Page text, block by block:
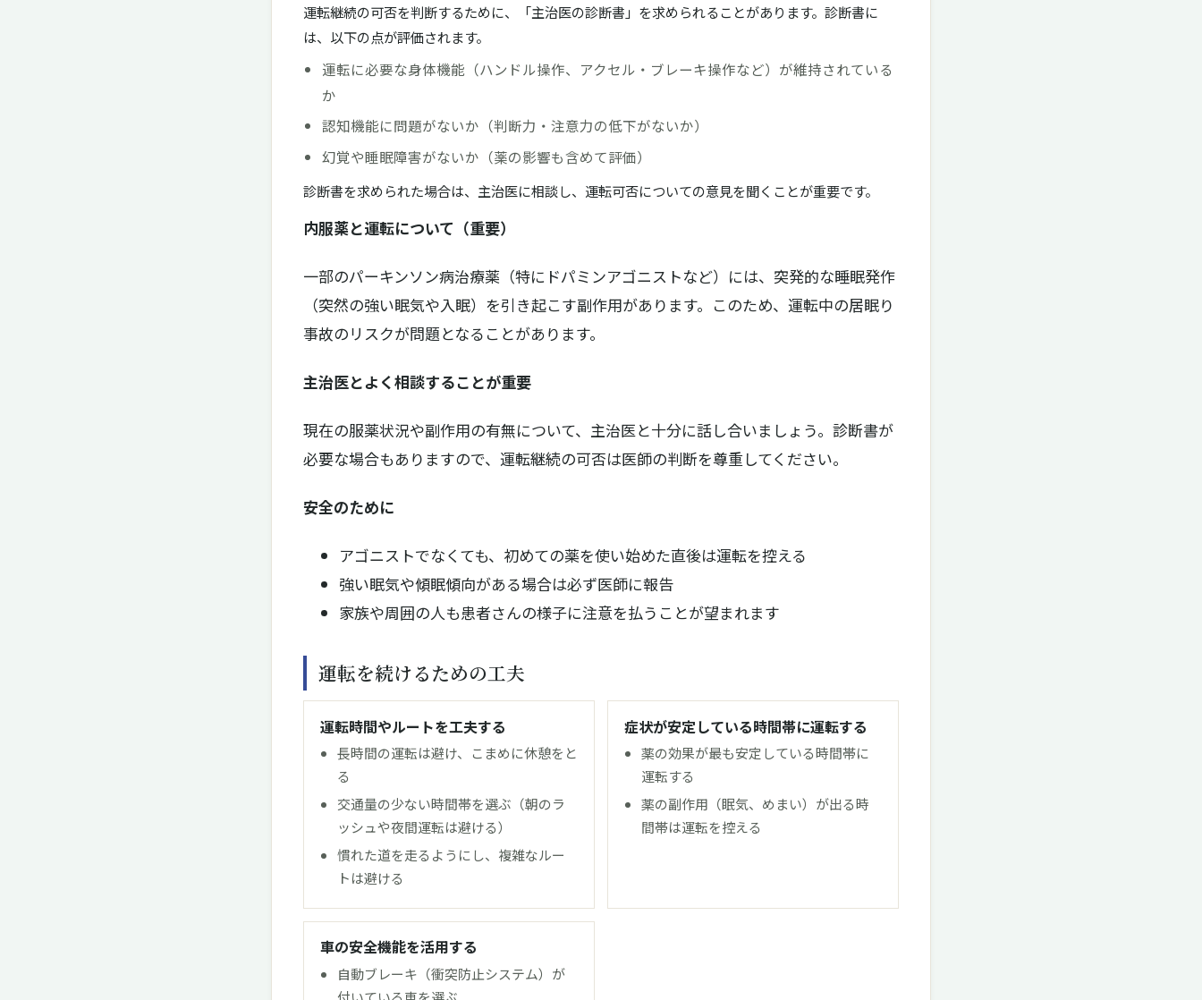
運転継続の可否を判断するために、「主治医の診断書」を求められることがあります。診断書に
は、以下の点が評価されます。
運転に必要な身体機能（ハンドル操作、アクセル・ブレーキ操作など）が維持されている
か
認知機能に問題がないか（判断力・注意力の低下がないか）
幻覚や睡眠障害がないか（薬の影響も含めて評価）
診断書を求められた場合は、主治医に相談し、運転可否についての意見を聞くことが重要です。
内服薬と運転について（重要）
一部のパーキンソン病治療薬（特にドパミンアゴニストなど）には、突発的な睡眠発作
（突然の強い眠気や入眠）を引き起こす副作用があります。このため、運転中の居眠り
事故のリスクが問題となることがあります。
主治医とよく相談することが重要
現在の服薬状況や副作用の有無について、主治医と十分に話し合いましょう。診断書が
必要な場合もありますので、運転継続の可否は医師の判断を尊重してください。
安全のために
アゴニストでなくても、初めての薬を使い始めた直後は運転を控える
強い眠気や傾眠傾向がある場合は必ず医師に報告
家族や周囲の人も患者さんの様子に注意を払うことが望まれます
運転を続けるための工夫
運転時間やルートを工夫する
長時間の運転は避け、こまめに休憩をと
る
交通量の少ない時間帯を選ぶ（朝のラ
ッシュや夜間運転は避ける）
慣れた道を走るようにし、複雑なルー
トは避ける
症状が安定している時間帯に運転する
薬の効果が最も安定している時間帯に
運転する
薬の副作用（眠気、めまい）が出る時
間帯は運転を控える
車の安全機能を活用する
自動ブレーキ（衝突防止システム）が